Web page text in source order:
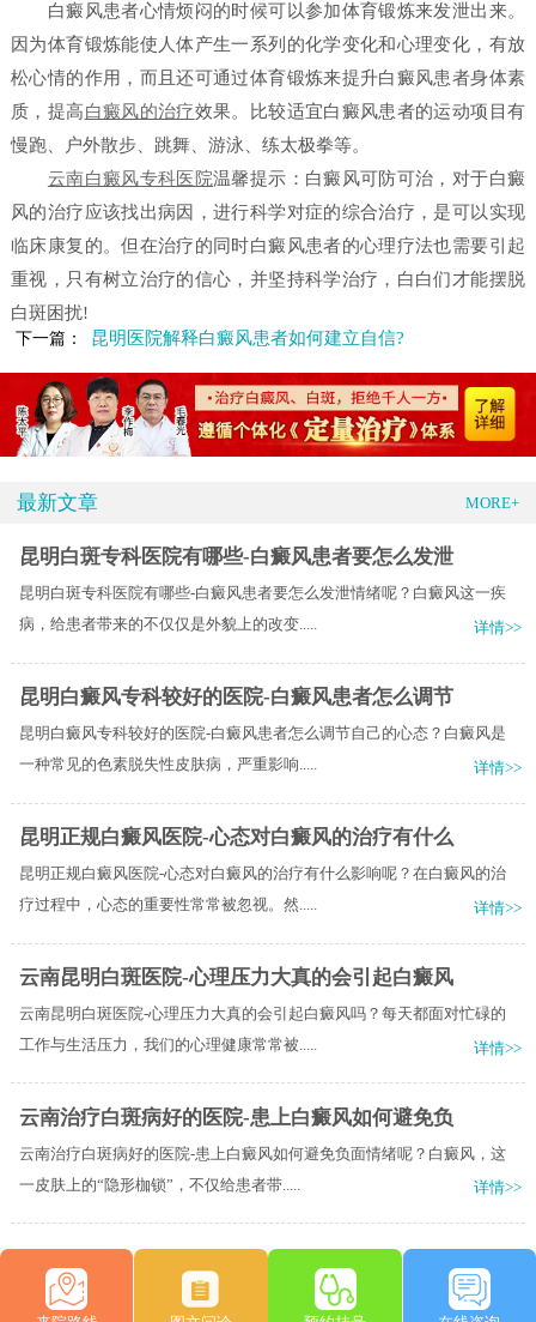
白癜风患者心情烦闷的时候可以参加体育锻炼来发泄出来。
因为体育锻炼能使人体产生一系列的化学变化和心理变化，有放
松心情的作用，而且还可通过体育锻炼来提升白癜风患者身体素
质，提高白癜风的治疗效果。比较适宜白癜风患者的运动项目有
慢跑、户外散步、跳舞、游泳、练太极拳等。
云南白癜风专科医院温馨提示：白癜风可防可治，对于白癜
风的治疗应该找出病因，进行科学对症的综合治疗，是可以实现
临床康复的。但在治疗的同时白癜风患者的心理疗法也需要引起
重视，只有树立治疗的信心，并坚持科学治疗，白白们才能摆脱
白斑困扰!
下一篇： 昆明医院解释白癜风患者如何建立自信?
最新文章 MORE+
昆明白斑专科医院有哪些-白癜风患者要怎么发泄
昆明白斑专科医院有哪些-白癜风患者要怎么发泄情绪呢？白癜风这一疾
病，给患者带来的不仅仅是外貌上的改变.....
详情>>
昆明白癜风专科较好的医院-白癜风患者怎么调节
昆明白癜风专科较好的医院-白癜风患者怎么调节自己的心态？白癜风是
一种常见的色素脱失性皮肤病，严重影响.....
详情>>
昆明正规白癜风医院-心态对白癜风的治疗有什么
昆明正规白癜风医院-心态对白癜风的治疗有什么影响呢？在白癜风的治
疗过程中，心态的重要性常常被忽视。然.....
详情>>
云南昆明白斑医院-心理压力大真的会引起白癜风
云南昆明白斑医院-心理压力大真的会引起白癜风吗？每天都面对忙碌的
工作与生活压力，我们的心理健康常常被.....
详情>>
云南治疗白斑病好的医院-患上白癜风如何避免负
云南治疗白斑病好的医院-患上白癜风如何避免负面情绪呢？白癜风，这
一皮肤上的“隐形枷锁”，不仅给患者带.....
详情>>